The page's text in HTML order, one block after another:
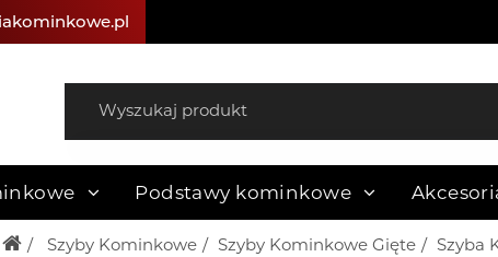
Podstawy kominkowe
Szyby Kominkowe Szyby Kominkowe Gięte Szyba